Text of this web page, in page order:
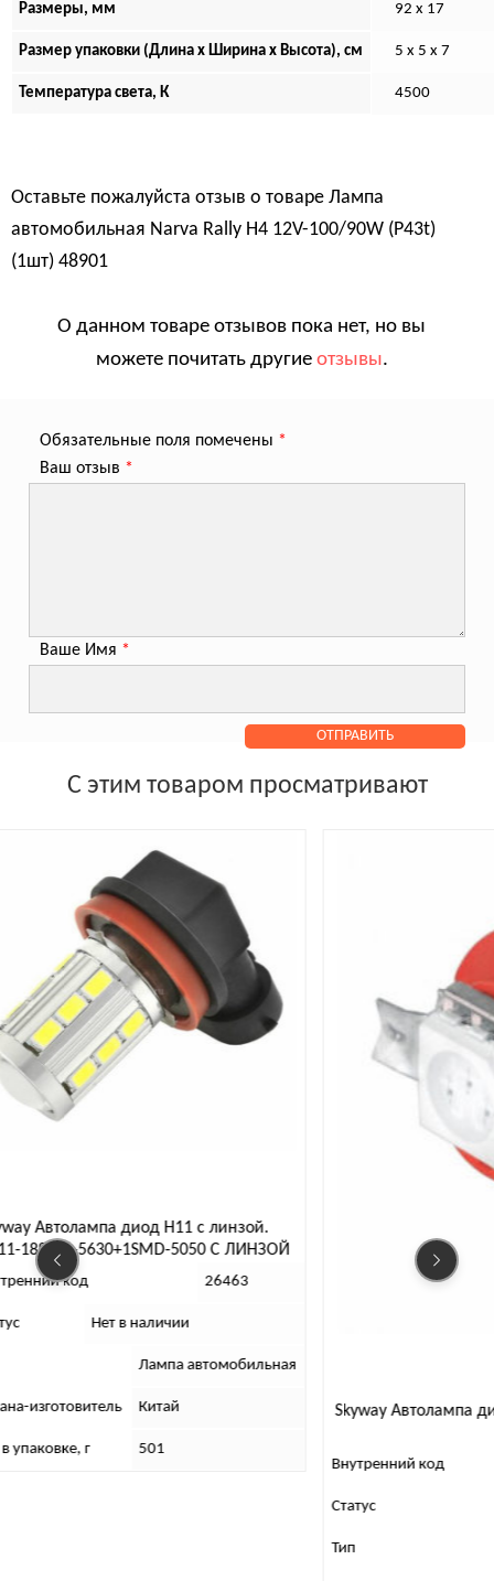
Размеры, мм 92 х 17
Размер упаковки (Длина х Ширина х Высота), см 5 x 5 x 7
Температура света, К 4500
Оставьте пожалуйста отзыв о товаре Лампа
автомобильная Narva Rally H4 12V-100/90W (P43t)
(1шт) 48901
О данном товаре отзывов пока нет, но вы
можете почитать другие отзывы.
Обязательные поля помечены *
Ваш отзыв *
Ваше Имя *
С этим товаром просматривают
Автолампа диод H11 с линзой.
18SMD-5630+1SMD-5050 С ЛИНЗОЙ
код 26463
Нет в наличии
Лампа автомобильная
изготовитель Китай
упаковке, г 501
Skyway Автолампа
Внутренний код
Статус
Тип